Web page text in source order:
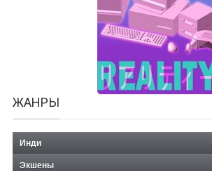
The Wild Eight
ЖАНРЫ
Инди
Экшены